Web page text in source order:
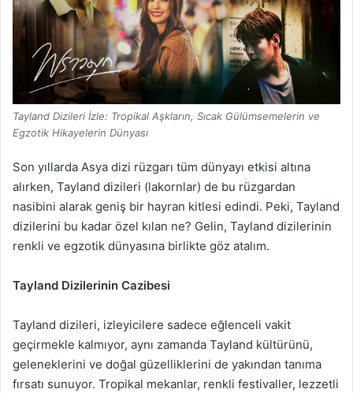
Tayland Dizileri İzle: Tropikal Aşkların, Sıcak Gülümsemelerin ve
Egzotik Hikayelerin Dünyası
Son yıllarda Asya dizi rüzgarı tüm dünyayı etkisi altına
alırken, Tayland dizileri (lakornlar) de bu rüzgardan
nasibini alarak geniş bir hayran kitlesi edindi. Peki, Tayland
dizilerini bu kadar özel kılan ne? Gelin, Tayland dizilerinin
renkli ve egzotik dünyasına birlikte göz atalım.
Tayland Dizilerinin Cazibesi
Tayland dizileri, izleyicilere sadece eğlenceli vakit
geçirmekle kalmıyor, aynı zamanda Tayland kültürünü,
geleneklerini ve doğal güzelliklerini de yakından tanıma
fırsatı sunuyor. Tropikal mekanlar, renkli festivaller, lezzetli